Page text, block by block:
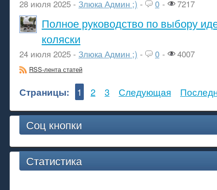
28 июля 2025 - Злюка Админ ;) - 0 - 7217
Полное руководство по выбору
коляски
24 июля 2025 - Злюка Админ ;) - 0 - 4007
RSS-лента статей
Страницы: 1 2 3 Следующая
Соц кнопки
Статистика